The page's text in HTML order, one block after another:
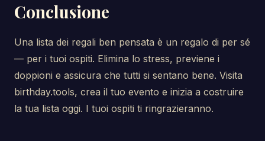
Conclusione
Una lista dei regali ben pensata è un regalo di per sé
— per i tuoi ospiti. Elimina lo stress, previene i
doppioni e assicura che tutti si sentano bene. Visita
birthday.tools, crea il tuo evento e inizia a costruire
la tua lista oggi. I tuoi ospiti ti ringrazieranno.